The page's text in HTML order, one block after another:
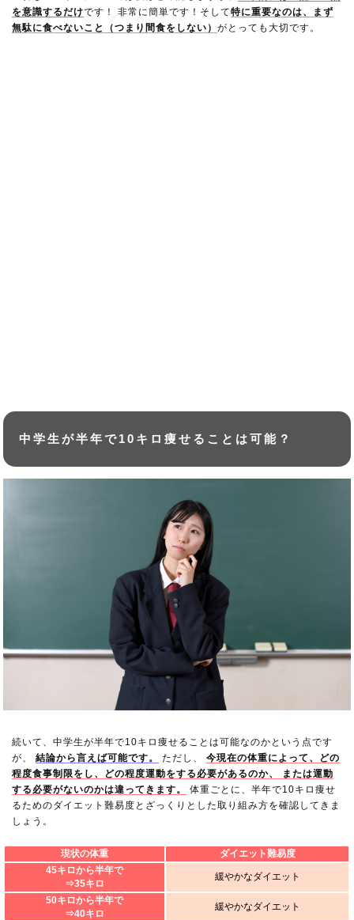
を意識するだけです！ 非常に簡単です！そして特に重要なのは、まず
無駄に食べないこと（つまり間食をしない）がとっても大切です。
中学生が半年で10キロ痩せることは可能？
続いて、中学生が半年で10キロ痩せることは可能なのかという点です
が、結論から言えば可能です。 ただし、今現在の体重によって、どの
程度食事制限をし、どの程度運動をする必要があるのか、 または運動
する必要がないのかは違ってきます。
体重ごとに、半年で10キロ痩せ
るためのダイエット難易度とざっくりとした取り組み方を確認してきま
しょう。
現状の体重
ダイエット難易度
45キロから半年で
⇒35キロ
緩やかなダイエット
50キロから半年で
⇒40キロ
緩やかなダイエット